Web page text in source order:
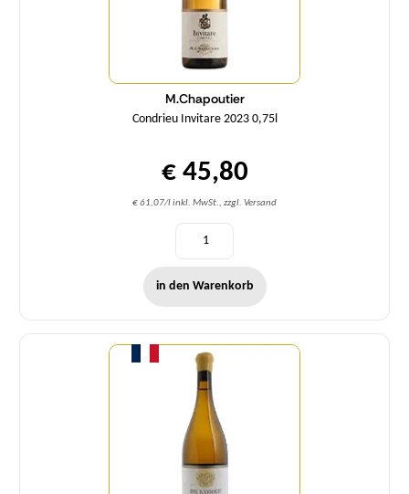
M.Chapoutier
Condrieu Invitare 2023 0,75l
€ 45,80
€ 61,07/l inkl. MwSt., zzgl. Versand
in den Warenkorb
Menge